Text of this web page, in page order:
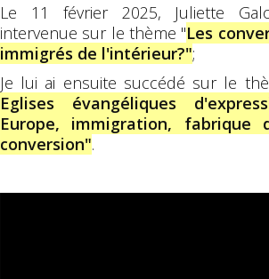
Le 11 février 2025, Juliette
intervenue sur le thème "Les
immigrés de l'intérieur?";
Je lui ai ensuite succédé sur le
Eglises évangéliques
Europe, immigration,
conversion".